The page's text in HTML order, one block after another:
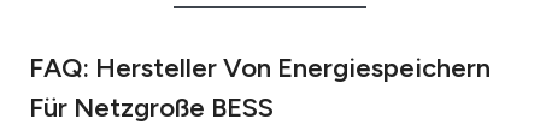
FAQ: Hersteller Von Energiespeichern
Für Netzgroße BESS